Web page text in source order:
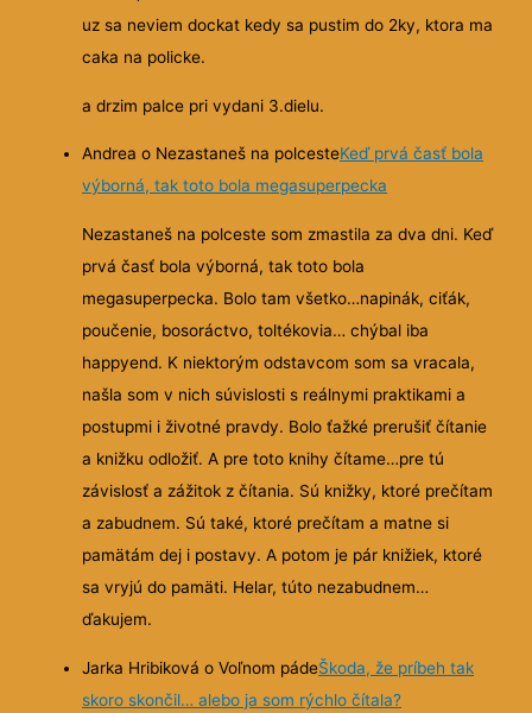
uz sa neviem dockat kedy sa pustim do 2ky, ktora ma
caka na policke.
a drzim palce pri vydani 3.dielu.
Andrea o Nezastaneš na polcesteKeď prvá časť bola
výborná, tak toto bola megasuperpecka
Nezastaneš na polceste som zmastila za dva dni. Keď
prvá časť bola výborná, tak toto bola
megasuperpecka. Bolo tam všetko…napinák, ciťák,
poučenie, bosoráctvo, toltékovia… chýbal iba
happyend. K niektorým odstavcom som sa vracala,
našla som v nich súvislosti s reálnymi praktikami a
postupmi i životné pravdy. Bolo ťažké prerušiť čítanie
a knižku odložiť. A pre toto knihy čítame…pre tú
závislosť a zážitok z čítania. Sú knižky, ktoré prečítam
a zabudnem. Sú také, ktoré prečítam a matne si
pamätám dej i postavy. A potom je pár knižiek, ktoré
sa vryjú do pamäti. Helar, túto nezabudnem…
ďakujem.
Jarka Hribiková o Voľnom pádeŠkoda, že príbeh tak
skoro skončil… alebo ja som rýchlo čítala?